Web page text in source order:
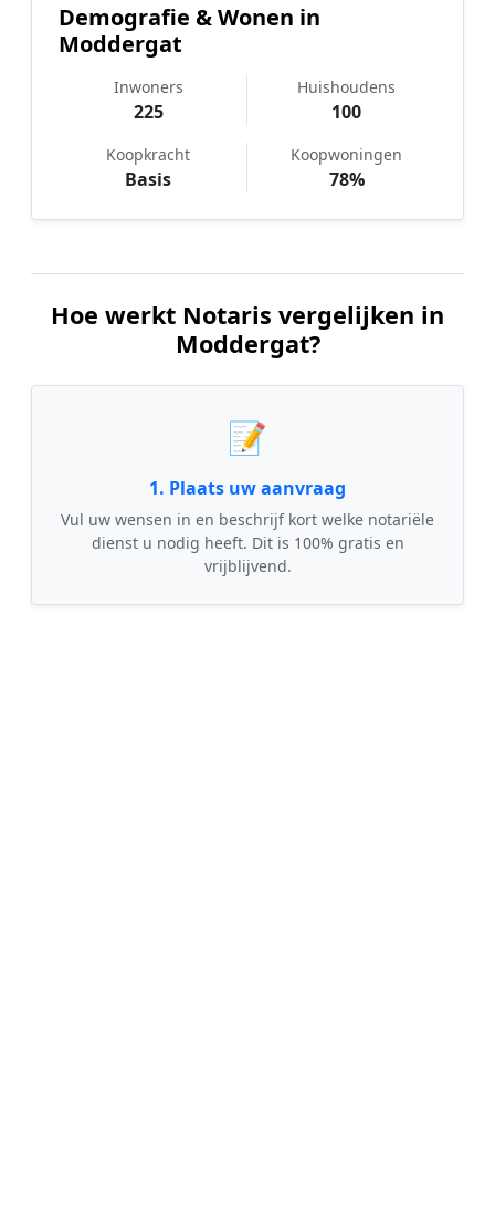
Demografie & Wonen in
Moddergat
Inwoners
225
Huishoudens
100
Koopkracht
Basis
Koopwoningen
78%
Hoe werkt Notaris vergelijken in
Moddergat?
📝
1. Plaats uw aanvraag
Vul uw wensen in en beschrijf kort welke notariële
dienst u nodig heeft. Dit is 100% gratis en
vrijblijvend.